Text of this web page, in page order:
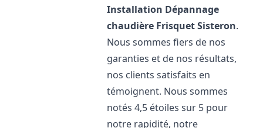
Installation Dépannage
chaudière FrisquetSisteron.
Nous sommes fiers de nos
garanties et de nos résultats,
nos clients satisfaits en
témoignent. Nous sommes
notés 4,5 étoiles sur 5 pour
notre rapidité, notre